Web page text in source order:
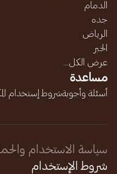
الدمام
جده
الرياض
الخبر
عرض الكل...
مساعدة
أسئلة وأجوبةشروط إستخدام
سياسة الاستخدام
شروط الإستخدام